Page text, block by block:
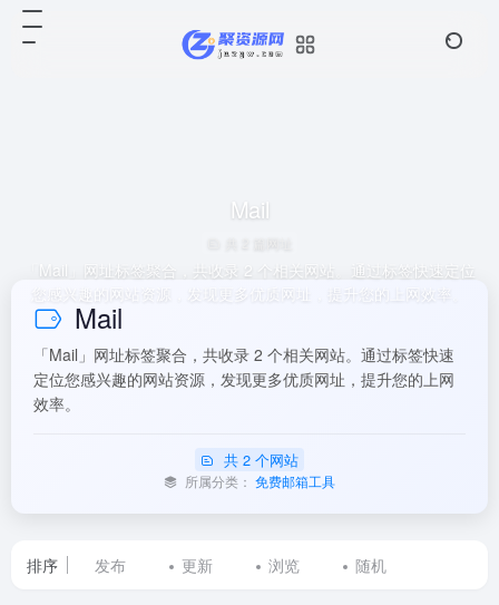
Mail
「Mail」网址标签聚合，共收录 2 个相关网站。通过标签快速定位
您感兴趣的网站资源，发现更多优质网址，提升您的上网效率。
Mail
「Mail」网址标签聚合，共收录 2 个相关网站。通过标签快速
定位您感兴趣的网站资源，发现更多优质网址，提升您的上网
效率。
共 2 个网站
所属分类： 免费邮箱工具
排序 发布 更新 浏览 随机